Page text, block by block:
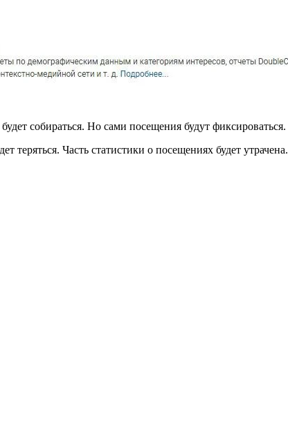
собираться. Но сами посещения будут фиксироваться.
теряться. Часть статистики о посещениях будет утрачена.